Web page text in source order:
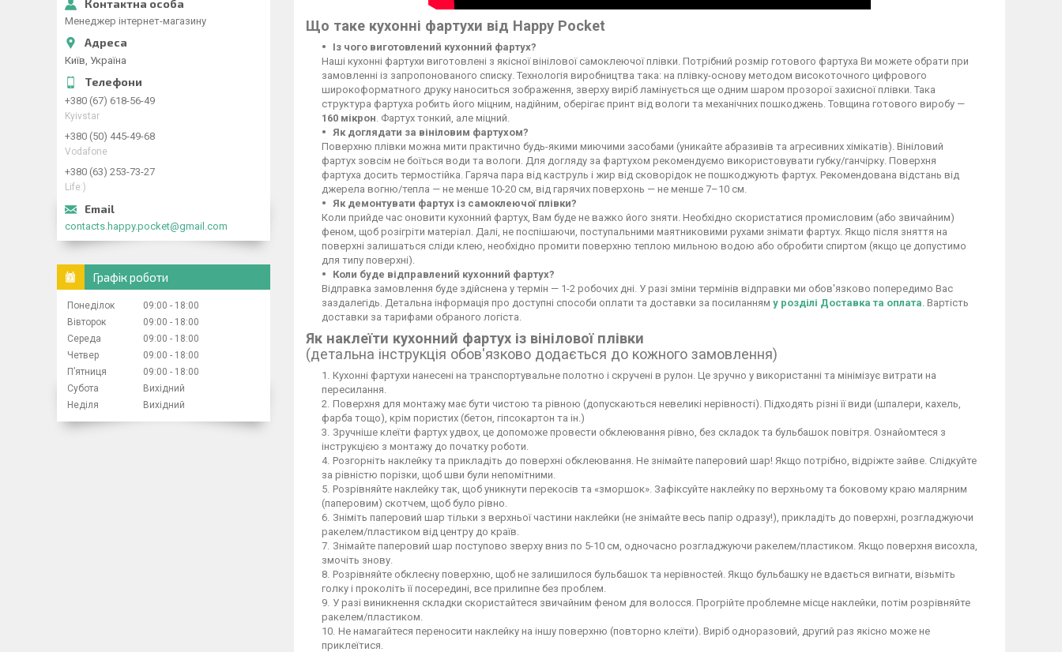
Що таке кухонні фартухи від Happy Pocket
Із чого виготовлений кухонний фартух?
Наші кухонні фартухи виготовлені з якісної вінілової самоклеючої плівки. Потрібний розмір готового фартуха Ви можете обрати при
замовленні із запропонованого списку. Технологія виробництва така: на плівку-основу методом високоточного цифрового
широкоформатного друку наноситься зображення, зверху виріб ламінується ще одним шаром прозорої захисної плівки. Така
структура фартуха робить його міцним, надійним, оберігає принт від вологи та механічних пошкоджень. Товщина готового виробу —
160 мікрон . Фартух тонкий, але міцний.
Як доглядати за вініловим фартухом?
Поверхню плівки можна мити практично будь-якими миючими засобами (уникайте абразивів та агресивних хімікатів). Вініловий
фартух зовсім не боїться води та вологи. Для догляду за фартухом рекомендуємо використовувати губку/ганчірку. Поверхня
фартуха досить термостійка. Гаряча пара від каструль і жир від сковорідок не пошкоджують фартух. Рекомендована відстань від
джерела вогню/тепла — не менше 10-20 см, від гарячих поверхонь — не менше 7–10 см.
Як демонтувати фартух із самоклеючої плівки?
Коли прийде час оновити кухонний фартух, Вам буде не важко його зняти. Необхідно скористатися промисловим (або звичайним)
феном, щоб розігріти матеріал. Далі, не поспішаючи, поступальними маятниковими рухами знімати фартух. Якщо після зняття на
поверхні залишаться сліди клею, необхідно промити поверхню теплою мильною водою або обробити спиртом (якщо це допустимо
для типу поверхні).
Коли буде відправлений кухонний фартух?
Відправка замовлення буде здійснена у термін — 1-2 робочих дні. У разі зміни термінів відправки ми обов'язково попередимо Вас
заздалегідь. Детальна інформація про доступні способи оплати та доставки за посиланням у розділі Доставка та оплата . Вартість
доставки за тарифами обраного логіста.
Як наклеїти кухонний фартух із вінілової плівки
(детальна інструкція обов'язково додається до кожного замовлення)
Кухонні фартухи нанесені на транспортувальне полотно і скручені в рулон. Це зручно у використанні та мінімізує витрати на
пересилання.
Поверхня для монтажу має бути чистою та рівною (допускаються невеликі нерівності). Підходять різні її види (шпалери, кахель,
фарба тощо), крім пористих (бетон, гіпсокартон та ін.)
Зручніше клеїти фартух удвох, це допоможе провести обклеювання рівно, без складок та бульбашок повітря. Ознайомтеся з
інструкцією з монтажу до початку роботи.
Розгорніть наклейку та прикладіть до поверхні обклеювання. Не знімайте паперовий шар! Якщо потрібно, відріжте зайве. Слідкуйте
за рівністю порізки, щоб шви були непомітними.
Розрівняйте наклейку так, щоб уникнути перекосів та «зморшок». Зафіксуйте наклейку по верхньому та боковому краю малярним
(паперовим) скотчем, щоб було рівно.
Зніміть паперовий шар тільки з верхньої частини наклейки (не знімайте весь папір одразу!), прикладіть до поверхні, розгладжуючи
ракелем/пластиком від центру до країв.
Знімайте паперовий шар поступово зверху вниз по 5-10 см, одночасно розгладжуючи ракелем/пластиком. Якщо поверхня висохла,
змочіть знову.
Розрівняйте обклеєну поверхню, щоб не залишилося бульбашок та нерівностей. Якщо бульбашку не вдається вигнати, візьміть
голку і проколіть її посередині, все прилипне без проблем.
У разі виникнення складки скористайтеся звичайним феном для волосся. Прогрійте проблемне місце наклейки, потім розрівняйте
ракелем/пластиком.
Не намагайтеся переносити наклейку на іншу поверхню (повторно клеїти). Виріб одноразовий, другий раз якісно може не
приклеїтися.
Менеджер інтернет-магазину
Київ, Україна
+380 (67) 618-56-49
Kyivstar
+380 (50) 445-49-68
Vodafone
+380 (63) 253-73-27
Life:)
contacts.happy.pocket@gmail.com
Графік роботи
Понеділок 09:00
18:00
Вівторок
09:00
18:00
Середа
09:00
18:00
Четвер
09:00
18:00
Пʼятниця
09:00
18:00
Субота
Вихідний
Неділя
Вихідний